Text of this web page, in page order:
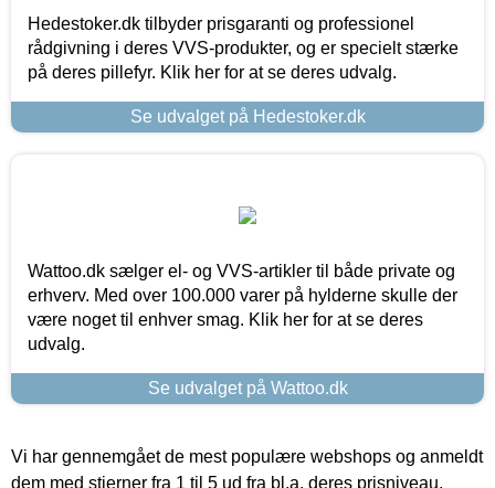
Hedestoker.dk tilbyder prisgaranti og professionel
rådgivning i deres VVS-produkter, og er specielt stærke
på deres pillefyr. Klik her for at se deres udvalg.
Se udvalget på Hedestoker.dk
Wattoo.dk sælger el- og VVS-artikler til både private og
erhverv. Med over 100.000 varer på hylderne skulle der
være noget til enhver smag. Klik her for at se deres
udvalg.
Se udvalget på Wattoo.dk
Vi har gennemgået de mest populære webshops og anmeldt
dem med stjerner fra 1 til 5 ud fra bl.a. deres prisniveau,